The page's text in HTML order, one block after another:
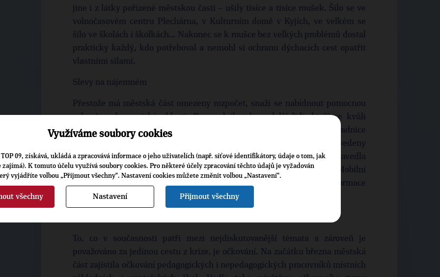
jine i z látky pořízené městskou časti – ušily tisíce a tisíce roušek. Šilo se ve
volnočasovém centru Plechárna, v Kulturním domě v Kyjích, ve velkém se
šilo ve školách i školkách… Nakonec se k roušce bez velkých problémů dostal
prakticky každý, kdo potřeboval a nemohl si ochranu dýchacích cest opatřit
vlastními silami.
Slevy na nájemném
Přestože má městská část omezeny rozpočet, snaží se nabídnout pomocnou
ruku i v ekonomické oblasti. Pro podnikatele a další lidi, kteří se kvůli
koronaviru ocitli v krizi a mají pronajaté prostory ve správě Prahy 14, radnice
připravila systém slev na nájemném. Podrobnosti o tom jsou rovněž uvedeny
na webu městské části. Zároveň Praha 14 v souvislosti s pandemii zavedla
Informační linku Prahy 14 určenou zejména seniorům či aplikaci Mobilní
Rozhlas, jejímž prostřednictvím mohou zájemci získat aktuální informace
přímo do svého telefonu.
To, co v současnosti patři mezi nejdiskutovanější témata a zároveň je
považováno za jedinou cestu z krize, je očkování. Na začátku března městská
část zajistila očkování pedagogických i nepedagogických pracovníků místních
Využíváme soubory cookies
09, získává, ukládá a zpracovává informace o jeho uživatelích (např. síťové identifikátory, údaje o tom, jak
zajímá). K tomuto účelu využívá soubory cookies. Pro některé účely zpracování těchto údajů je vyžadován
vyjádříte volbou „Přijmout všechny“. Nastavení cookies můžete změnit volbou „Nastavení“.
všechny Nastavení Přijmout všechny